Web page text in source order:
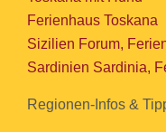
Ferienhaus Toskana
Sizilien Forum,
Sardinien Sardinia,
Regionen-Infos &